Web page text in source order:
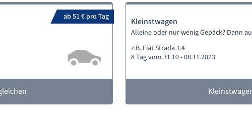
ab 51 € pro Tag Kleinstwagen
Alleine oder nur wenig Gepäck? Dann
z.B. Fiat Strada 1.4
8 Tag vom 31.10 - 08.11.2023